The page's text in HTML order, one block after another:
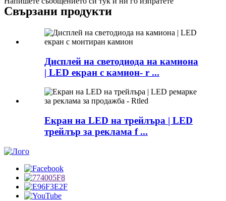
Свързани продукти
Дисплей на светодиода на камиона
| LED екран с камион- r ...
Екран на LED на трейлъра | LED
трейлър за реклама f ...